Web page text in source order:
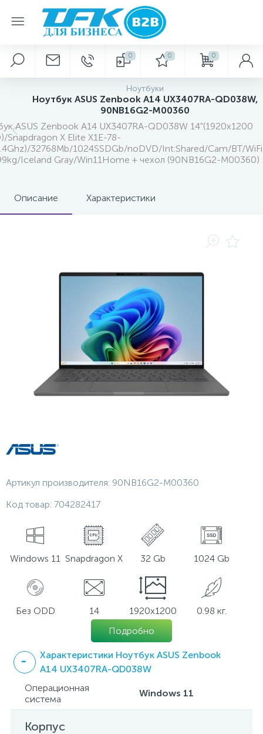
0 0 0
Ноутбуки
Ноутбук ASUS Zenbook A14 UX3407RA-QD038W,
90NB16G2-M00360
ASUS Zenbook A14 UX3407RA-QD038W 14"(1920x1200
Snapdragon X Elite X1E-78-
32768Mb/1024SSDGb/noDVD/Int:Shared/Cam/BT/
Iceland Gray/Win11Home + чехол (90NB16G2-M00360)
Описание Характеристики
Артикул производителя: 90NB16G2-M00360
Код товар: 704282417
Windows 11 Snapdragon X 32 Gb 1024 Gb
Без ODD 14 1920x1200
0.98 кг.
Подробно
Характеристики Ноутбук ASUS Zenbook
A14 UX3407RA-QD038W
Операционная
система
Windows 11
Корпус